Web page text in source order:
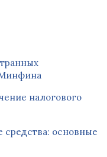
налогового
средства: основные